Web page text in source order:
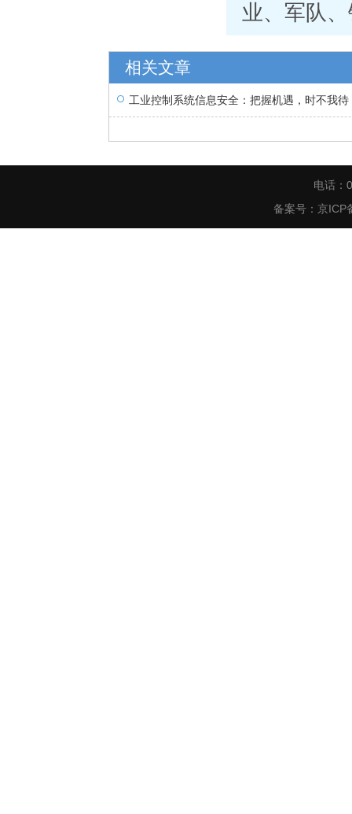
业、军队
相关文章
工业控制系统信息安全：把握机遇，时不我待
电话：
备案号： 京ICP